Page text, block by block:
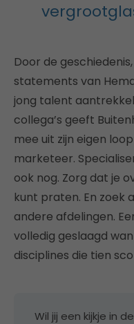
Door de
statements van
jong talent
collega’s geeft
mee uit zijn eigen
marketeer.
ook nog. Zorg dat je
kunt praten. En zoek
andere afdelingen.
volledig geslaagd
disciplines die tien
Wil jij een kijkje in